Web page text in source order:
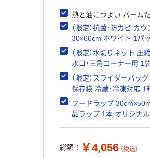
熱と油につよい パーム
（限定）抗菌・防カビ カ
30×60cm ホワイト 1パ
オリジナル
（限定）水切りネット
水口・三角コーナー用 1
（限定）スライダーバッ
保存袋 冷蔵・冷凍対応 1
フードラップ
品ラップ 1本 オリジナル
総額： ￥4,056 （税込）